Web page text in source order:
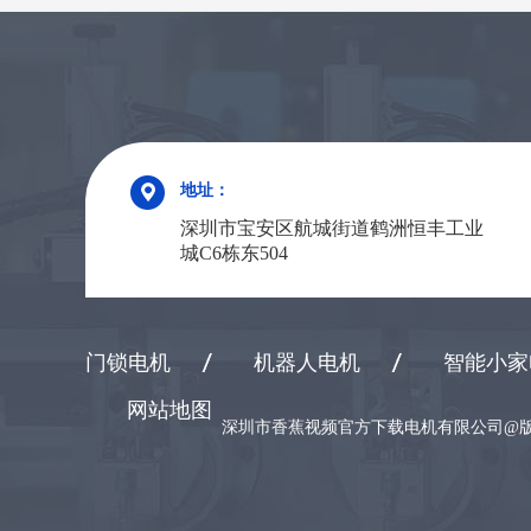
地址：
深圳市宝安区航城街道鹤洲恒丰工业
城C6栋东504
门锁电机 机器人电机
智能小
网站地图
深圳市香蕉视频官方下载电机有限公司@